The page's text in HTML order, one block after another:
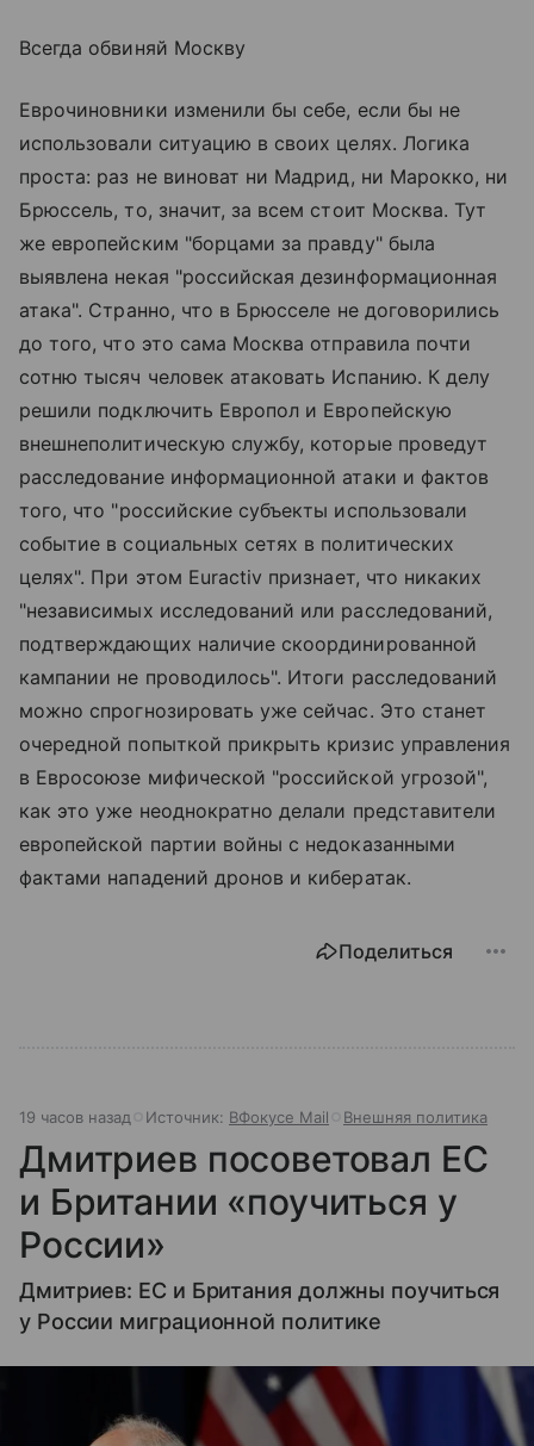
Всегда обвиняй Москву
Еврочиновники изменили бы себе, если бы не
использовали ситуацию в своих целях. Логика
проста: раз не виноват ни Мадрид, ни Марокко, ни
Брюссель, то, значит, за всем стоит Москва. Тут
же европейским "борцами за правду" была
выявлена некая "российская дезинформационная
атака". Странно, что в Брюсселе не договорились
до того, что это сама Москва отправила почти
сотню тысяч человек атаковать Испанию. К делу
решили подключить Европол и Европейскую
внешнеполитическую службу, которые проведут
расследование информационной атаки и фактов
того, что "российские субъекты использовали
событие в социальных сетях в политических
целях". При этом Euractiv признает, что никаких
"независимых исследований или расследований,
подтверждающих наличие скоординированной
кампании не проводилось". Итоги расследований
можно спрогнозировать уже сейчас. Это станет
очередной попыткой прикрыть кризис управления
в Евросоюзе мифической "российской угрозой",
как это уже неоднократно делали представители
европейской партии войны с недоказанными
фактами нападений дронов и кибератак.
Поделиться
19 часов назад Источник: ВФокусе Mail Внешняя политика
Дмитриев посоветовал ЕС
и Британии «поучиться у
России»
Дмитриев: ЕС и Британия должны поучиться
у России миграционной политике